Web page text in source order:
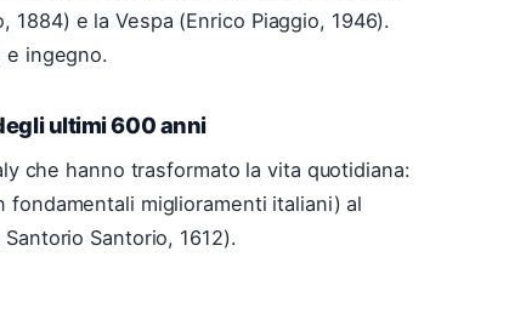
e la Vespa (Enrico Piaggio, 1946).
e ingegno.
ultimi 600 anni
che hanno trasformato la vita quotidiana:
miglioramenti italiani) al
Santorio, 1612).